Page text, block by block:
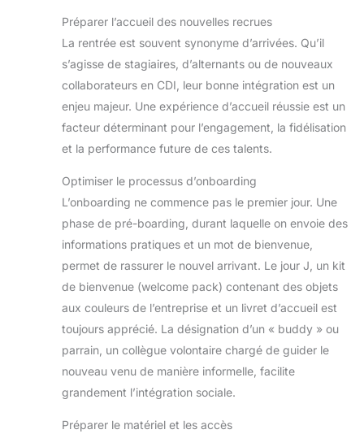
Préparer l’accueil des nouvelles recrues
La rentrée est souvent synonyme d’arrivées. Qu’il
s’agisse de stagiaires, d’alternants ou de nouveaux
collaborateurs en CDI, leur bonne intégration est un
enjeu majeur. Une expérience d’accueil réussie est un
facteur déterminant pour l’engagement, la fidélisation
et la performance future de ces talents.
Optimiser le processus d’onboarding
L’onboarding ne commence pas le premier jour. Une
phase de pré-boarding, durant laquelle on envoie des
informations pratiques et un mot de bienvenue,
permet de rassurer le nouvel arrivant. Le jour J, un kit
de bienvenue (welcome pack) contenant des objets
aux couleurs de l’entreprise et un livret d’accueil est
toujours apprécié. La désignation d’un « buddy » ou
parrain, un collègue volontaire chargé de guider le
nouveau venu de manière informelle, facilite
grandement l’intégration sociale.
Préparer le matériel et les accès